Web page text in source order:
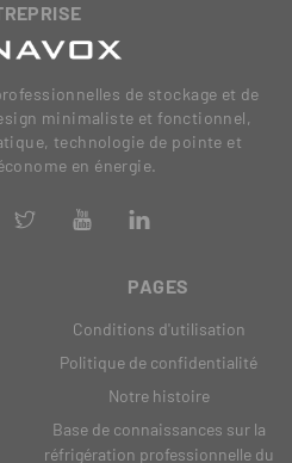
de stockage et de
minimaliste et fonctionnel,
technologie de pointe et
en énergie.
PAGES
Conditions d'utilisation
Politique de confidentialité
Notre histoire
Base de connaissances sur la
réfrigération professionnelle du